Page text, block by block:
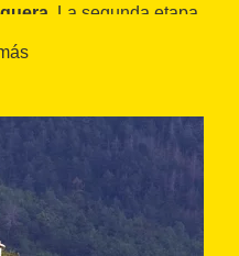
. La segunda etapa
Creus hasta llegar a
etapa transcurre por
dels Quatre Batlles y el
la
estación de Port del
Sant Llorenç de
hasta el
Molino
pasando por el Collet